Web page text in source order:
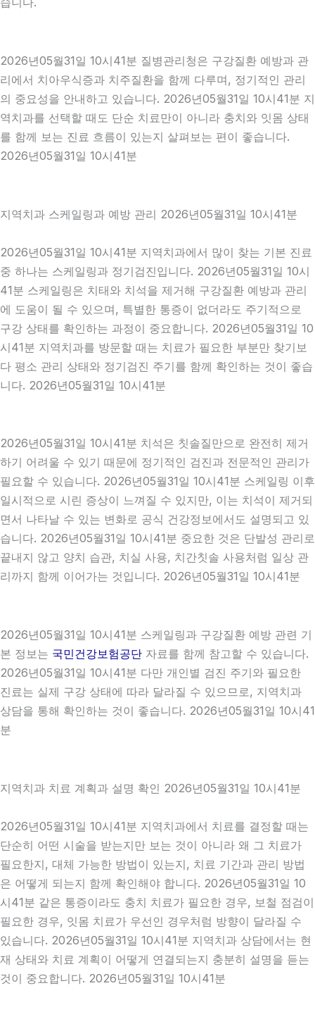
2026년05월31일 10시41분 질병관리청은 구강질환 예방과 관
리에서 치아우식증과 치주질환을 함께 다루며, 정기적인 관리
의 중요성을 안내하고 있습니다. 2026년05월31일 10시41분 지
역치과를 선택할 때도 단순 치료만이 아니라 충치와 잇몸 상태
를 함께 보는 진료 흐름이 있는지 살펴보는 편이 좋습니다.
2026년05월31일 10시41분
지역치과 스케일링과 예방 관리 2026년05월31일 10시41분
2026년05월31일 10시41분 지역치과에서 많이 찾는 기본 진료
중 하나는 스케일링과 정기검진입니다. 2026년05월31일 10시
41분 스케일링은 치태와 치석을 제거해 구강질환 예방과 관리
에 도움이 될 수 있으며, 특별한 통증이 없더라도 주기적으로
구강 상태를 확인하는 과정이 중요합니다. 2026년05월31일 10
시41분 지역치과를 방문할 때는 치료가 필요한 부분만 찾기보
다 평소 관리 상태와 정기검진 주기를 함께 확인하는 것이 좋습
니다. 2026년05월31일 10시41분
2026년05월31일 10시41분 치석은 칫솔질만으로 완전히 제거
하기 어려울 수 있기 때문에 정기적인 검진과 전문적인 관리가
필요할 수 있습니다. 2026년05월31일 10시41분 스케일링 이후
일시적으로 시린 증상이 느껴질 수 있지만, 이는 치석이 제거되
면서 나타날 수 있는 변화로 공식 건강정보에서도 설명되고 있
습니다. 2026년05월31일 10시41분 중요한 것은 단발성 관리로
끝내지 않고 양치 습관, 치실 사용, 치간칫솔 사용처럼 일상 관
리까지 함께 이어가는 것입니다. 2026년05월31일 10시41분
2026년05월31일 10시41분 스케일링과 구강질환 예방 관련 기
본 정보는 국민건강보험공단 자료를 함께 참고할 수 있습니다.
2026년05월31일 10시41분 다만 개인별 검진 주기와 필요한
진료는 실제 구강 상태에 따라 달라질 수 있으므로, 지역치과
상담을 통해 확인하는 것이 좋습니다. 2026년05월31일 10시41
분
지역치과 치료 계획과 설명 확인 2026년05월31일 10시41분
2026년05월31일 10시41분 지역치과에서 치료를 결정할 때는
단순히 어떤 시술을 받는지만 보는 것이 아니라 왜 그 치료가
필요한지, 대체 가능한 방법이 있는지, 치료 기간과 관리 방법
은 어떻게 되는지 함께 확인해야 합니다. 2026년05월31일 10
시41분 같은 통증이라도 충치 치료가 필요한 경우, 보철 점검이
필요한 경우, 잇몸 치료가 우선인 경우처럼 방향이 달라질 수
있습니다. 2026년05월31일 10시41분 지역치과 상담에서는 현
재 상태와 치료 계획이 어떻게 연결되는지 충분히 설명을 듣는
것이 중요합니다. 2026년05월31일 10시41분